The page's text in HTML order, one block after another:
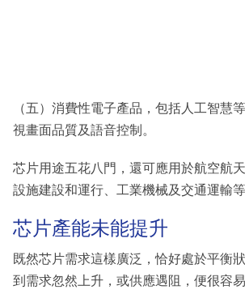
（五）消費性電子產品，包括人工智慧
視畫面品質及語音控制。
芯片用途五花八門，還可應用於航空航
設施建設和運行、工業機械及交通運輸等
芯片產能未能提升
既然芯片需求這樣廣泛，恰好處於平衡
到需求忽然上升，或供應遇阻，便很容